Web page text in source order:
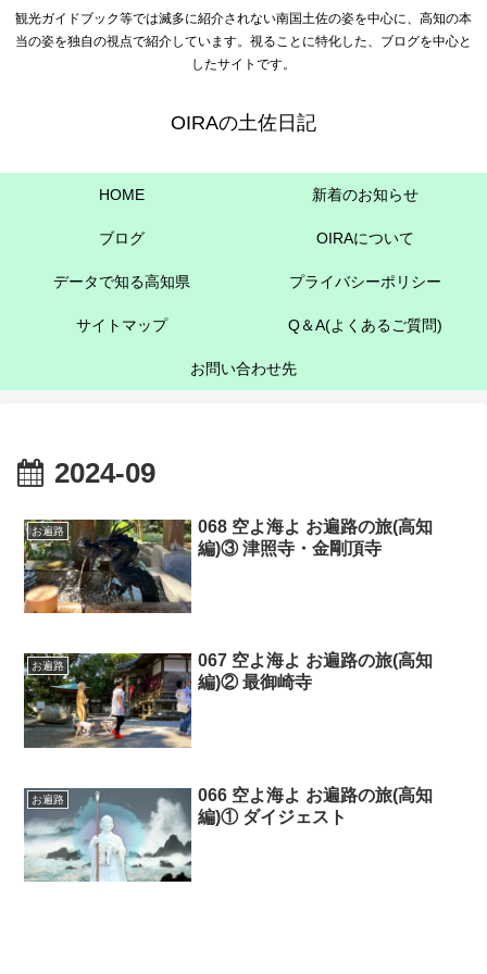
観光ガイドブック等では滅多に紹介されない南国土佐の姿を中心に、高知の本
当の姿を独自の視点で紹介しています。視ることに特化した、ブログを中心と
したサイトです。
OIRAの土佐日記
HOME 新着のお知らせ
ブログ OIRAについて
データで知る高知県 プライバシーポリシー
サイトマップ Q＆A(よくあるご質問)
お問い合わせ先
2024-09
お遍路
068 空よ海よ お遍路の旅(高知
編)③ 津照寺・金剛頂寺
お遍路
067 空よ海よ お遍路の旅(高知
編)② 最御崎寺
お遍路
066 空よ海よ お遍路の旅(高知
編)① ダイジェスト